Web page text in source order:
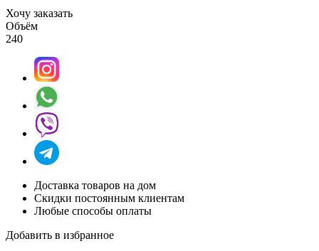
Хочу заказать
Объём
240
Доставка товаров на дом
Скидки постоянным клиентам
Любые способы оплаты
Добавить в избранное